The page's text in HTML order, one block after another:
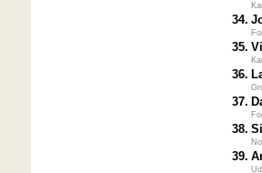
34.
35.
36.
37.
38.
39.